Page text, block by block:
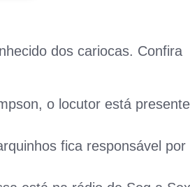
dos cariocas. Confira
o locutor está
fica responsável por